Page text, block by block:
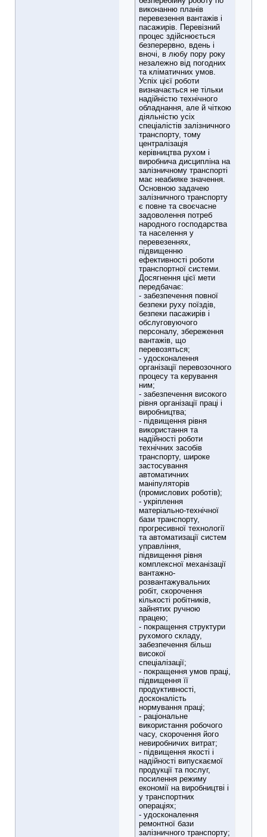
виконанню планів
перевезення вантажів і
пасажирів. Перевізний
процес здійснюється
безперервно, вдень і
вночі, в любу пору року
незалежно від погодних
та кліматичних умов.
Успіх цієї роботи
визначається не тільки
надійністю технічного
обладнання, але й чіткою
діяльністю усіх
спеціалістів залізничного
транспорту, тому
централізація
керівництва рухом і
виробнича дисципліна на
залізничному транспорті
має неабияке значення.
Основною задачею
залізничного транспорту
є повне та своєчасне
задоволення потреб
народного господарства
та населення у
перевезеннях,
підвищенню
ефективності роботи
транспортної системи.
Досягнення цієї мети
передбачає:
- забезпечення повної
безпеки руху поїздів,
безпеки пасажирів і
обслуговуючого
персоналу, збереження
вантажів, що
перевозяться;
- удосконалення
організації перевозочного
процесу та керування
ним;
- забезпечення високого
рівня організації праці і
виробництва;
- підвищення рівня
використання та
надійності роботи
технічних засобів
транспорту, широке
застосування
автоматичних
маніпуляторів
(промислових роботів);
- укріплення
матеріально-технічної
бази транспорту,
прогресивної технології
та автоматизації систем
управління,
підвищення рівня
комплексної механізації
вантажно-
розвантажувальних
робіт, скорочення
кількості робітників,
зайнятих ручною
працею;
- покращення структури
рухомого складу,
забезпечення більш
високої
спеціалізації;
- покращення умов праці,
підвищення її
продуктивності,
досконалість
нормування праці;
- раціональне
використання робочого
часу, скорочення його
невиробничих витрат;
- підвищення якості і
надійності випускаємої
продукції та послуг,
посилення режиму
економії на виробництві і
у транспортних
операціях;
- удосконалення
ремонтної бази
залізничного транспорту;